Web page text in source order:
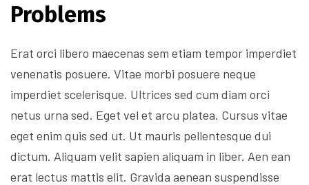
Problems
Erat orci libero maecenas sem etiam tempor imperdiet
venenatis posuere. Vitae morbi posuere neque
imperdiet scelerisque. Ultrices sed cum diam orci
netus urna sed. Eget vel et arcu platea. Cursus vitae
eget enim quis sed ut. Ut mauris pellentesque dui
dictum. Aliquam velit sapien aliquam in liber. Aen ean
erat lectus mattis elit. Gravida aenean suspendisse